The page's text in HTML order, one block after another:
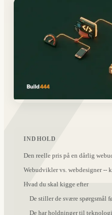
INDHOLD
Den reelle pris på en dårlig
Webudvikler vs. webdesigner --
Hvad du skal kigge efter
De stiller de svære spørgsmål
De har holdninger til teknologi